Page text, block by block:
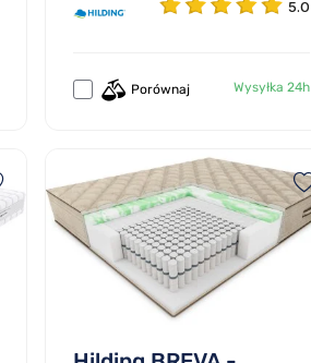
5.0
Porównaj Wysyłka 24h